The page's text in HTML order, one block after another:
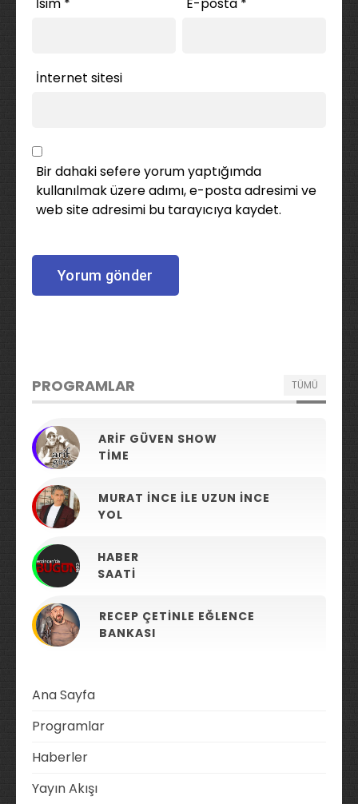
İnternet sitesi
Bir dahaki sefere yorum yaptığımda
kullanılmak üzere adımı, e-posta adresimi ve
web site adresimi bu tarayıcıya kaydet.
PROGRAMLAR TÜMÜ
ARIF GÜVEN SHOW
TIME
MURAT İNCE ILE UZUN İNCE
YOL
HABER
SAATI
RECEP ÇETINLE EĞLENCE
BANKASI
Ana Sayfa
Programlar
Haberler
Yayın Akışı